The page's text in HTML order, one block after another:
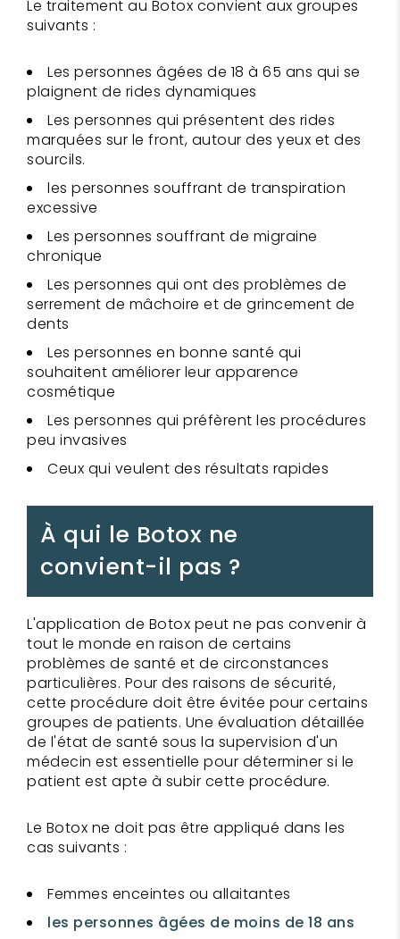
Le traitement au Botox convient aux groupes
suivants :
Les personnes âgées de 18 à 65 ans qui se
plaignent de rides dynamiques
Les personnes qui présentent des rides
marquées sur le front, autour des yeux et des
sourcils.
les personnes souffrant de transpiration
excessive
Les personnes souffrant de migraine
chronique
Les personnes qui ont des problèmes de
serrement de mâchoire et de grincement de
dents
Les personnes en bonne santé qui
souhaitent améliorer leur apparence
cosmétique
Les personnes qui préfèrent les procédures
peu invasives
Ceux qui veulent des résultats rapides
À qui le Botox ne
convient-il pas ?
L'application de Botox peut ne pas convenir à
tout le monde en raison de certains
problèmes de santé et de circonstances
particulières. Pour des raisons de sécurité,
cette procédure doit être évitée pour certains
groupes de patients. Une évaluation détaillée
de l'état de santé sous la supervision d'un
médecin est essentielle pour déterminer si le
patient est apte à subir cette procédure.
Le Botox ne doit pas être appliqué dans les
cas suivants :
Femmes enceintes ou allaitantes
les personnes âgées de moins de 18 ans